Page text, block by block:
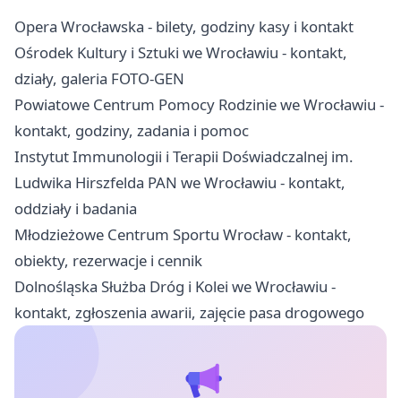
Opera Wrocławska - bilety, godziny kasy i kontakt
Ośrodek Kultury i Sztuki we Wrocławiu - kontakt,
działy, galeria FOTO-GEN
Powiatowe Centrum Pomocy Rodzinie we Wrocławiu -
kontakt, godziny, zadania i pomoc
Instytut Immunologii i Terapii Doświadczalnej im.
Ludwika Hirszfelda PAN we Wrocławiu - kontakt,
oddziały i badania
Młodzieżowe Centrum Sportu Wrocław - kontakt,
obiekty, rezerwacje i cennik
Dolnośląska Służba Dróg i Kolei we Wrocławiu -
kontakt, zgłoszenia awarii, zajęcie pasa drogowego